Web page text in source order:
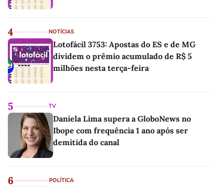
4 NOTÍCIAS
Lotofácil 3753: Apostas do ES e de MG
dividem o prêmio acumulado de R$ 5
milhões nesta terça-feira
5 TV
Daniela Lima supera a GloboNews no
Ibope com frequência 1 ano após ser
demitida do canal
6 POLÍTICA